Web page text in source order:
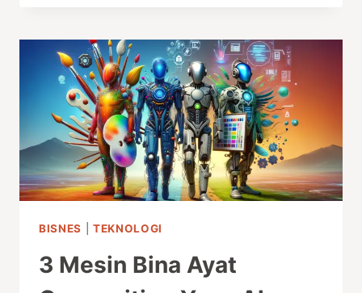
BISNES |TEKNOLOGI
3 Mesin Bina Ayat